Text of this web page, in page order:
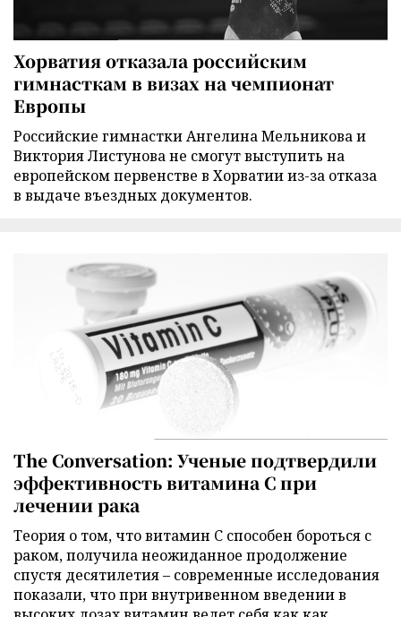
Хорватия отказала российским
гимнасткам в визах на чемпионат
Европы
Российские гимнастки Ангелина Мельникова и
Виктория Листунова не смогут выступить на
европейском первенстве в Хорватии из-за отказа
в выдаче въездных документов.
The Conversation: Ученые подтвердили
эффективность витамина C при
лечении рака
Теория о том, что витамин C способен бороться с
раком, получила неожиданное продолжение
спустя десятилетия – современные исследования
показали, что при внутривенном введении в